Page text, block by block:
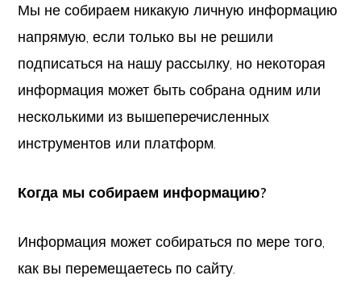
Мы не собираем никакую личную информацию
напрямую, если только вы не решили
подписаться на нашу рассылку, но некоторая
информация может быть собрана одним или
несколькими из вышеперечисленных
инструментов или платформ.
Когда мы собираем информацию?
Информация может собираться по мере того,
как вы перемещаетесь по сайту.